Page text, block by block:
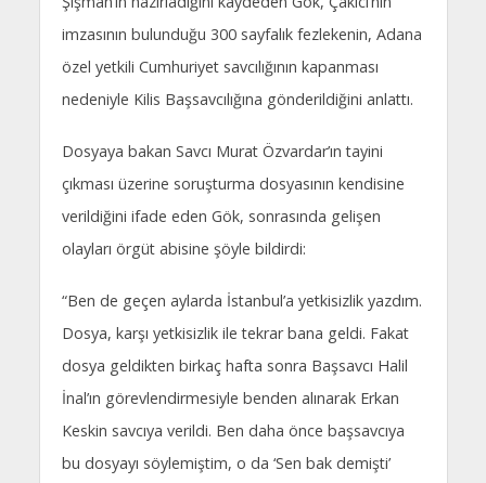
imzasının bulunduğu 300 sayfalık fezlekenin, Adana
özel yetkili Cumhuriyet savcılığının kapanması
nedeniyle Kilis Başsavcılığına gönderildiğini anlattı.
Dosyaya bakan Savcı Murat Özvardar’ın tayini
çıkması üzerine soruşturma dosyasının kendisine
verildiğini ifade eden Gök, sonrasında gelişen
olayları örgüt abisine şöyle bildirdi:
“Ben de geçen aylarda İstanbul’a yetkisizlik yazdım.
Dosya, karşı yetkisizlik ile tekrar bana geldi. Fakat
dosya geldikten birkaç hafta sonra Başsavcı Halil
İnal’ın görevlendirmesiyle benden alınarak Erkan
Keskin savcıya verildi. Ben daha önce başsavcıya
bu dosyayı söylemiştim, o da ‘Sen bak demişti’